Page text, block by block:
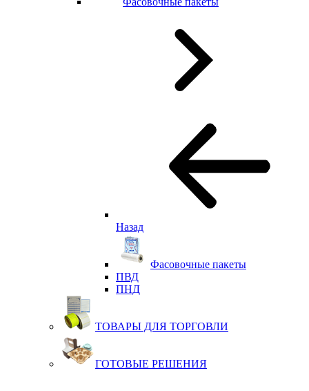
Назад
Фасовочные пакеты
ПВД
ПНД
ТОВАРЫ ДЛЯ ТОРГОВЛИ
ГОТОВЫЕ РЕШЕНИЯ